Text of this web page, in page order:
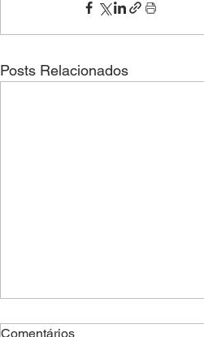
Posts Relacionados
Comentários